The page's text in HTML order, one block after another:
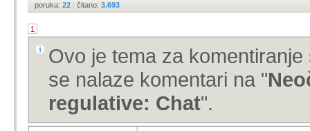
poruka: 22 | čitano: 3.693
1
Ovo je tema za
se nalaze komentari na "
regulative: Chat".